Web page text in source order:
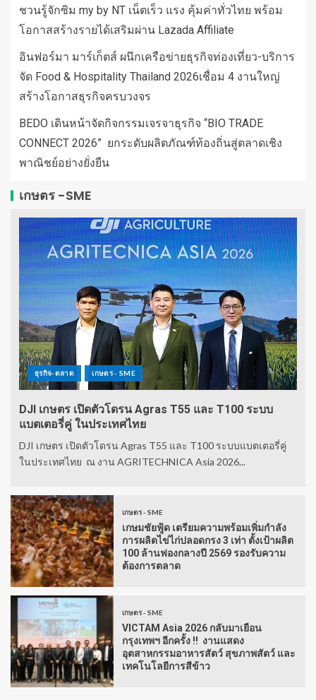
ชวนรู้จักซิม my by NT เน็ตเร็ว แรง คุ้มค่าทั่วไทย พร้อม
โอกาสสร้างรายได้เสริมผ่าน Lazada Affiliate
อินฟอร์มา มาร์เก็ตส์ ผนึกเครือข่ายธุรกิจท่องเที่ยว-บริการ
จัด Food & Hospitality Thailand 2026เชื่อม 4 งานใหญ่
สร้างโอกาสธุรกิจครบวงจร
BEDO เดินหน้าจัดกิจกรรมเจรจาธุรกิจ “BIO TRADE
CONNECT 2026” ยกระดับผลิตภัณฑ์ท้องถิ่นสู่ตลาดเชิง
พาณิชย์อย่างยั่งยืน
เกษตร -SME
ธุรกิจ-ตลาด เกษตร - SME
DJI เกษตร เปิดตัวโดรน Agras T55 และ T100 ระบบ
แบตเตอรี่คู่ ในประเทศไทย
DJI เกษตร เปิดตัวโดรน Agras T55 และ T100 ระบบแบตเตอรี่คู่
ในประเทศไทย ณ งาน AGRITECHNICA Asia 2026...
เกษตร - SME
เกษมชัยฟู้ด เตรียมความพร้อมเพิ่มกำลัง
การผลิตไข่ไก่ปลอดกรง 3 เท่า ตั้งเป้าผลิต
100 ล้านฟองกลางปี 2569 รองรับความ
ต้องการตลาด
เกษตร - SME
VICTAM Asia 2026 กลับมาเยือน
กรุงเทพฯ อีกครั้ง !! งานแสดง
อุตสาหกรรมอาหารสัตว์ สุขภาพสัตว์ และ
เทคโนโลยีการสีข้าว